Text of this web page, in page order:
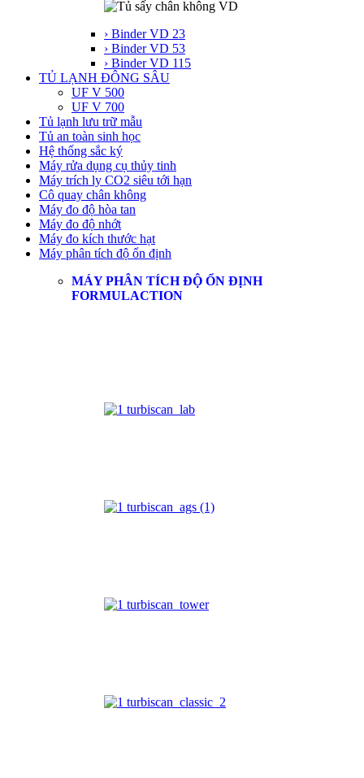
› Binder VD 23
› Binder VD 53
› Binder VD 115
TỦ LẠNH ĐÔNG SÂU
UF V 500
UF V 700
Tủ lạnh lưu trữ mẫu
Tủ an toàn sinh học
Hệ thống sắc ký
Máy rửa dụng cụ thủy tinh
Máy trích ly CO2 siêu tới hạn
Cô quay chân không
Máy đo độ hòa tan
Máy đo độ nhớt
Máy đo kích thước hạt
Máy phân tích độ ổn định
MÁY PHÂN TÍCH ĐỘ ỔN ĐỊNH
FORMULACTION